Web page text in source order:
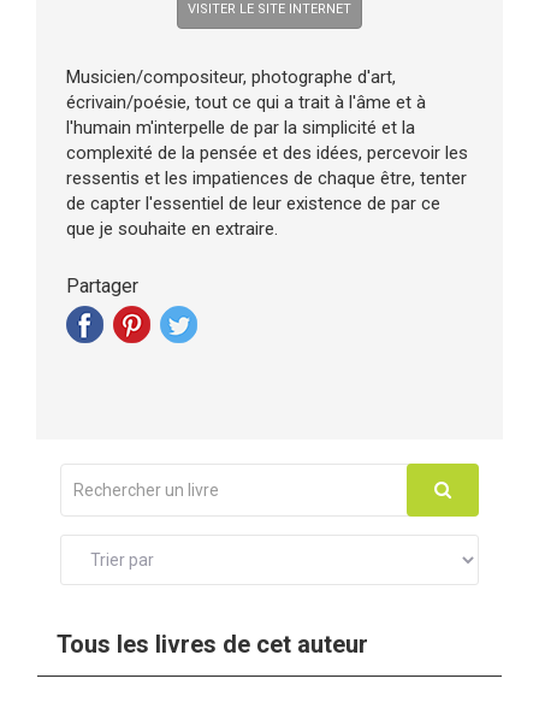
VISITER LE SITE INTERNET
Musicien/compositeur, photographe d'art,
écrivain/poésie, tout ce qui a trait à l'âme et à
l'humain m'interpelle de par la simplicité et la
complexité de la pensée et des idées, percevoir les
ressentis et les impatiences de chaque être, tenter
de capter l'essentiel de leur existence de par ce
que je souhaite en extraire.
Partager
Tous les livres de cet auteur